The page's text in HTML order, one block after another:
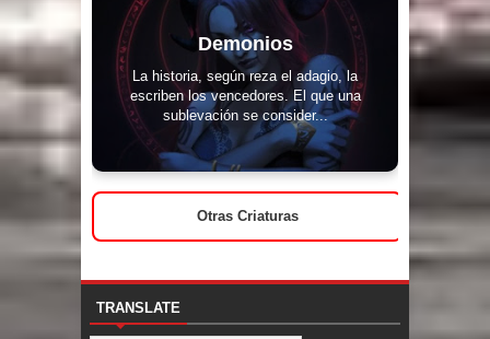
Demonios
La historia, según reza el adagio, la
escriben los vencedores. El que una
sublevación se consider...
Otras Criaturas
TRANSLATE